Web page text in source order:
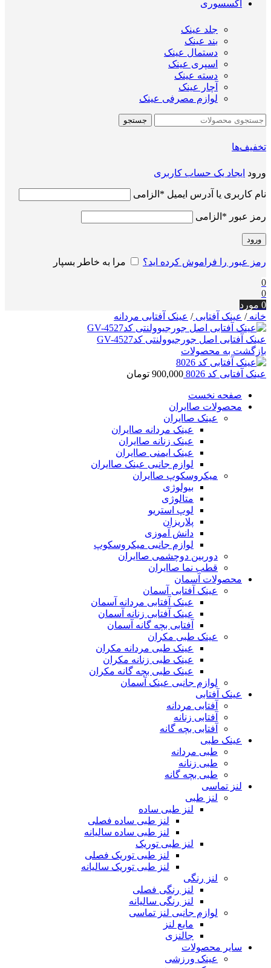
اکسسوری
جلد عینک
بند عینک
دستمال عینک
اسپری عینک
دسته عینک
آچار عینک
لوازم مصرفی عینک
جستجو
تخفیف‌ها
ورود ایجاد یک حساب کاربری
نام کاربری یا آدرس ایمیل * الزامی
رمز عبور * الزامی
ورود
رمز عبور را فراموش کرده اید؟
مرا به خاطر بسپار
0
0
0 مورد
خانه/ عینک آفتابی/ عینک آفتابی مردانه
عینک آفتابی اصل جورجیوولنتی کدGV-4527
بازگشت به محصولات
عینک آفتابی کد 8026 900,000 تومان
صفحه نخست
محصولات صاایران
عینک صاایران
عینک مردانه صاایران
عینک زنانه صاایران
عینک ایمنی صاایران
لوازم جانبی عینک صاایران
میکروسکوپ صاایران
بیولوژی
متالوژی
لوپ استریو
پلاریزان
دانش آموزی
لوازم جانبی میکروسکوپ
دوربین دوچشمی صاایران
قطب نما صاایران
محصولات آسمان
عینک آفتابی آسمان
عینک آفتابی مردانه آسمان
عینک آفتابی زنانه آسمان
آفتابی بچه گانه آسمان
عینک طبی مکران
عینک طبی مردانه مکران
عینک طبی زنانه مکران
عینک طبی بچه گانه مکران
لوازم جانبی عینک آسمان
عینک آفتابی
آفتابی مردانه
آفتابی زنانه
آفتابی بچه گانه
عینک طبی
طبی مردانه
طبی زنانه
طبی بچه گانه
لنز تماسی
لنز طبی
لنز طبی ساده
لنز طبی ساده فصلی
لنز طبی ساده سالیانه
لنز طبی توریک
لنز طبی توریک فصلی
لنز طبی توریک سالیانه
لنز رنگی
لنز رنگی فصلی
لنز رنگی سالیانه
لوازم جانبی لنز تماسی
مایع لنز
جالنزی
سایر محصولات
عینک ورزشی